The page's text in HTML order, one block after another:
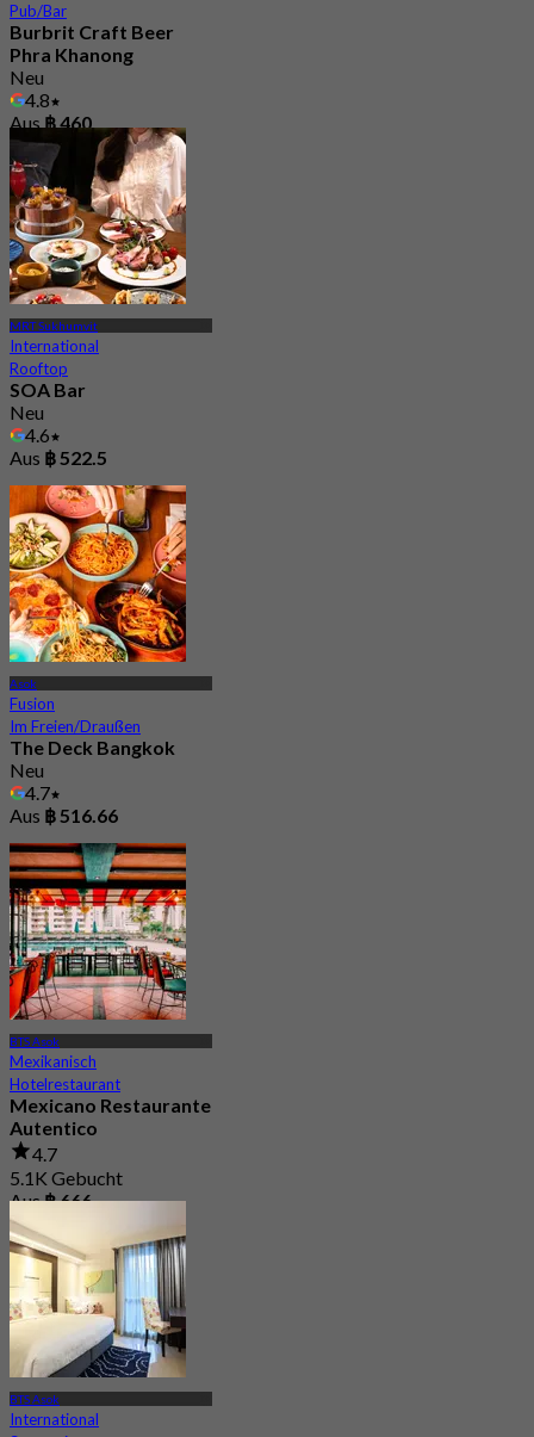
Pub/Bar
Burbrit Craft Beer
Phra Khanong
Neu
4.8
Aus฿ 460
MRT Sukhumvit
International
Rooftop
SOA Bar
Neu
4.6
Aus ฿ 522.5
Asok
Fusion
Im Freien/Draußen
The Deck Bangkok
Neu
4.7
Aus ฿ 516.66
BTS Asok
Mexikanisch
Hotelrestaurant
Mexicano Restaurante
Autentico
4.7
5.1K Gebucht
Aus฿ 666
BTS Asok
International